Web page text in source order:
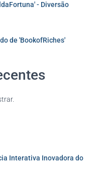
- Diversão
de 'BookofRiches'
Interativa Inovadora do